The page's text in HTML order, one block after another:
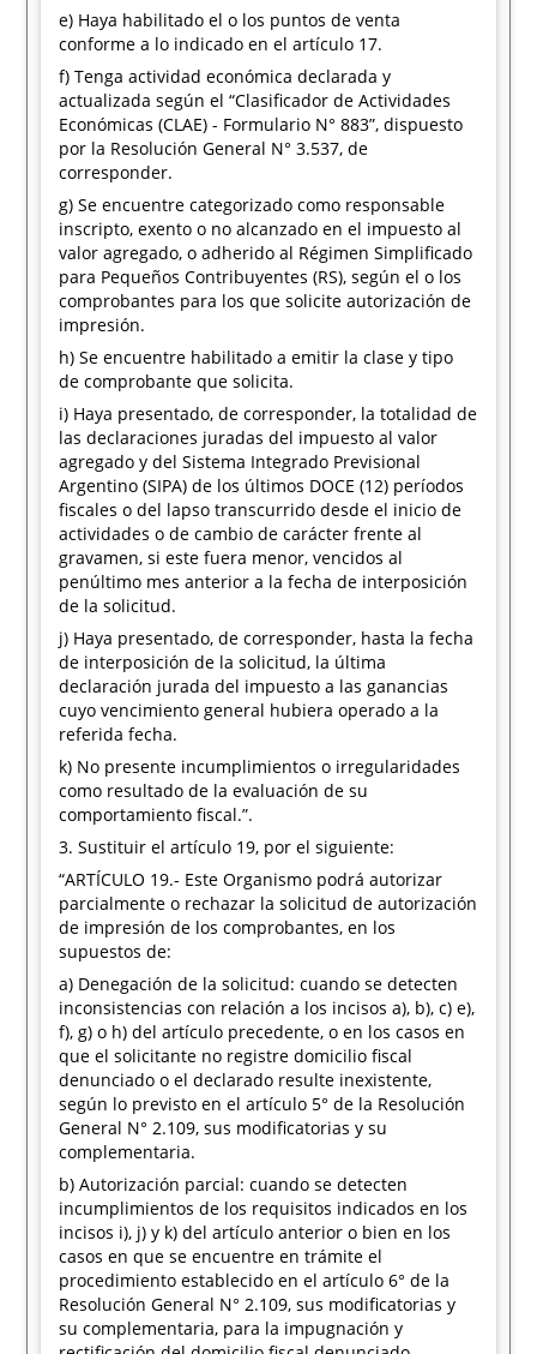
e) Haya habilitado el o los puntos de venta
conforme a lo indicado en el artículo 17.
f) Tenga actividad económica declarada y
actualizada según el “Clasificador de Actividades
Económicas (CLAE) - Formulario N° 883”, dispuesto
por la Resolución General N° 3.537, de
corresponder.
g) Se encuentre categorizado como responsable
inscripto, exento o no alcanzado en el impuesto al
valor agregado, o adherido al Régimen Simplificado
para Pequeños Contribuyentes (RS), según el o los
comprobantes para los que solicite autorización de
impresión.
h) Se encuentre habilitado a emitir la clase y tipo
de comprobante que solicita.
i) Haya presentado, de corresponder, la totalidad de
las declaraciones juradas del impuesto al valor
agregado y del Sistema Integrado Previsional
Argentino (SIPA) de los últimos DOCE (12) períodos
fiscales o del lapso transcurrido desde el inicio de
actividades o de cambio de carácter frente al
gravamen, si este fuera menor, vencidos al
penúltimo mes anterior a la fecha de interposición
de la solicitud.
j) Haya presentado, de corresponder, hasta la fecha
de interposición de la solicitud, la última
declaración jurada del impuesto a las ganancias
cuyo vencimiento general hubiera operado a la
referida fecha.
k) No presente incumplimientos o irregularidades
como resultado de la evaluación de su
comportamiento fiscal.”.
3. Sustituir el artículo 19, por el siguiente:
“ARTÍCULO 19.- Este Organismo podrá autorizar
parcialmente o rechazar la solicitud de autorización
de impresión de los comprobantes, en los
supuestos de:
a) Denegación de la solicitud: cuando se detecten
inconsistencias con relación a los incisos a), b), c) e),
f), g) o h) del artículo precedente, o en los casos en
que el solicitante no registre domicilio fiscal
denunciado o el declarado resulte inexistente,
según lo previsto en el artículo 5° de la Resolución
General N° 2.109, sus modificatorias y su
complementaria.
b) Autorización parcial: cuando se detecten
incumplimientos de los requisitos indicados en los
incisos i), j) y k) del artículo anterior o bien en los
casos en que se encuentre en trámite el
procedimiento establecido en el artículo 6° de la
Resolución General N° 2.109, sus modificatorias y
su complementaria, para la impugnación y